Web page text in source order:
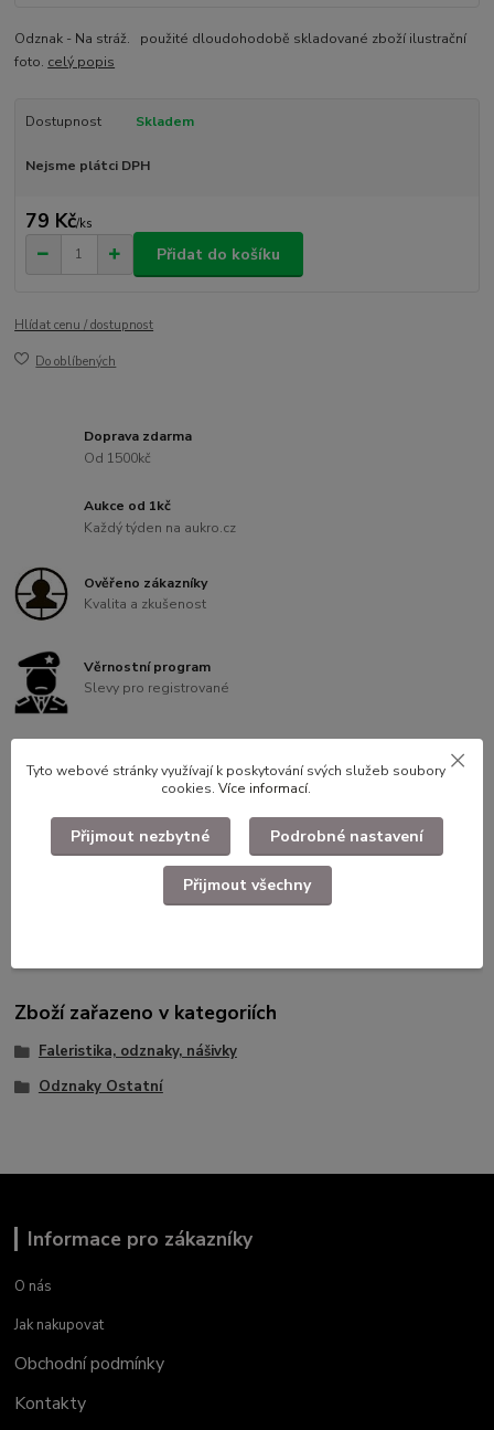
Odznak - Na stráž. použité dloudohodobě skladované zboží ilustrační
foto. celý popis
Dostupnost Skladem
Nejsme plátci DPH
79 Kč/ks
Přidat do košíku
Hlídat cenu / dostupnost
Do oblíbených
Doprava zdarma
Od 1500kč
Aukce od 1kč
Každý týden na aukro.cz
Ověřeno zákazníky
Kvalita a zkušenost
Věrnostní program
Slevy pro registrované
Kompletní specifikace
Odznak - Na stráž.
Zboží zařazeno v kategoriích
Faleristika, odznaky, nášivky
Odznaky Ostatní
Informace pro zákazníky
O nás
Jak nakupovat
Obchodní podmínky
Kontakty
Tyto webové stránky využívají k poskytování svých služeb soubory
cookies. Více informací.
Přijmout nezbytné Podrobné nastavení
Přijmout všechny